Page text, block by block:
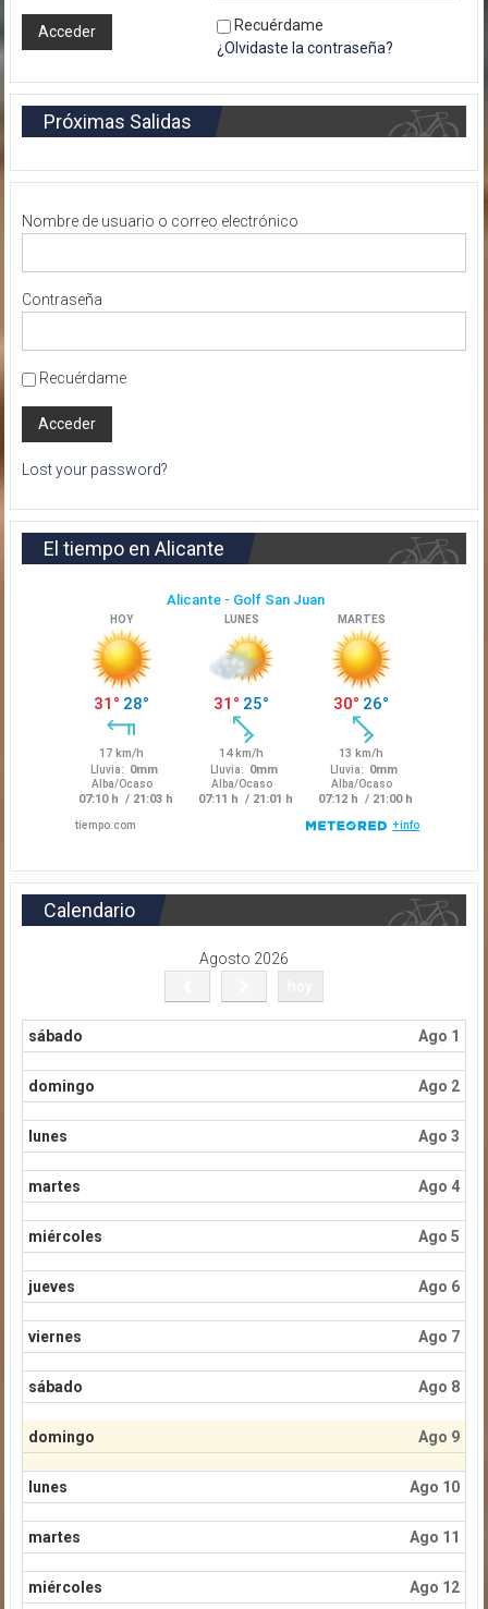
Recuérdame
¿Olvidaste la contraseña?
Próximas Salidas
Nombre de usuario o correo electrónico
Contraseña
Recuérdame
Lost your password?
El tiempo en Alicante
Calendario
Agosto 2026
sábado Ago 1
domingo Ago 2
lunes Ago 3
martes Ago 4
miércoles Ago 5
jueves Ago 6
viernes Ago 7
sábado Ago 8
domingo Ago 9
lunes Ago 10
martes Ago 11
miércoles Ago 12